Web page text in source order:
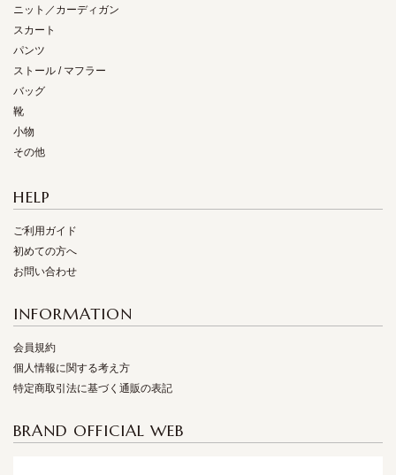
ニット／カーディガン
スカート
パンツ
ストール / マフラー
バッグ
靴
小物
その他
HELP
ご利用ガイド
初めての方へ
お問い合わせ
INFORMATION
会員規約
個人情報に関する考え方
特定商取引法に基づく通販の表記
BRAND OFFICIAL WEB